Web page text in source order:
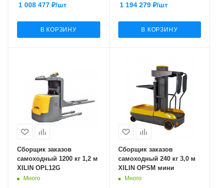
1 008 477 ₽/шт
В КОРЗИНУ
1 194 279₽/шт
В КОРЗИНУ
Сборщик заказов
самоходный 1200 кг 1,2 м
XILIN OPL12G
Много
Сборщик заказов
самоходный 240 кг 3,0 м
XILIN OPSM мини
Много